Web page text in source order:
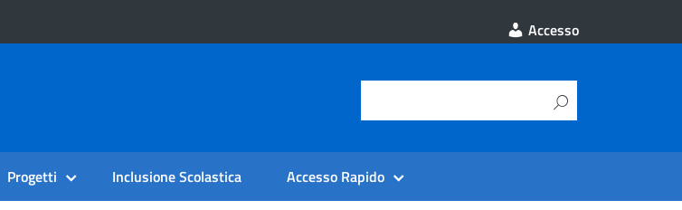
Accesso
Progetti Inclusione Scolastica Accesso Rapido